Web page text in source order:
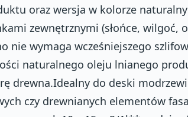
oraz wersja w kolorze
zewnętrznymi (słońce, wilgoć,
nie wymaga wcześniejszego
naturalnego oleju lnianego
drewna.Idealny do deski
czy drewnianych elementów